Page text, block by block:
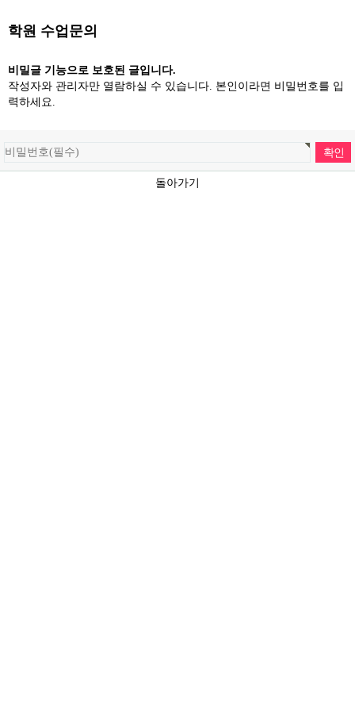
학원 수업문의
비밀글 기능으로 보호된 글입니다.
작성자와 관리자만 열람하실 수 있습니다. 본인이라면 비밀번호를 입
력하세요.
돌아가기